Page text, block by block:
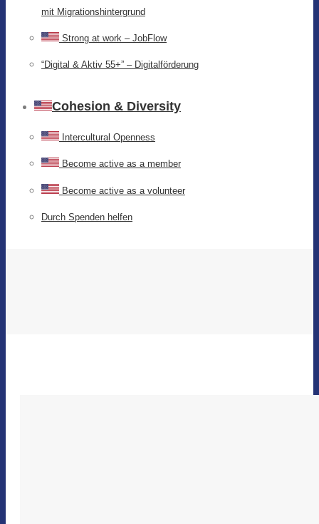
mit Migrationshintergrund
Strong at work – JobFlow
“Digital & Aktiv 55+” – Digitalförderung
Cohesion & Diversity
Intercultural Openness
Become active as a member
Become active as a volunteer
Durch Spenden helfen